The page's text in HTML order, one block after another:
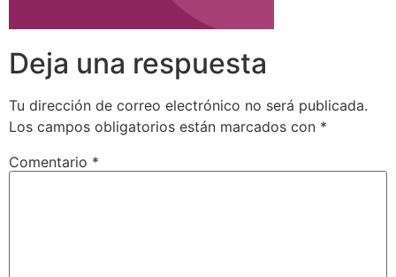
Deja una respuesta
Tu dirección de correo electrónico no será publicada.
Los campos obligatorios están marcados con *
Comentario *